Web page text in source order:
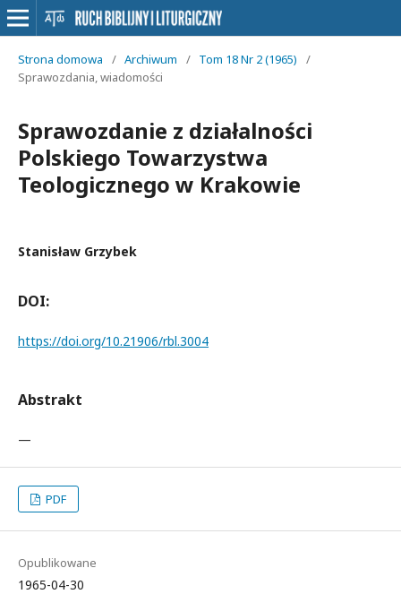
Strona domowa / Archiwum / Tom 18 Nr 2 (1965)
/
Sprawozdania, wiadomości
Sprawozdanie z działalności
Polskiego Towarzystwa
Teologicznego w Krakowie
Stanisław Grzybek
DOI:
https://doi.org/10.21906/rbl.3004
Abstrakt
—
PDF
Opublikowane
1965-04-30